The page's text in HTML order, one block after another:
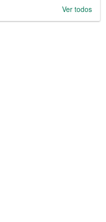
Ver todos